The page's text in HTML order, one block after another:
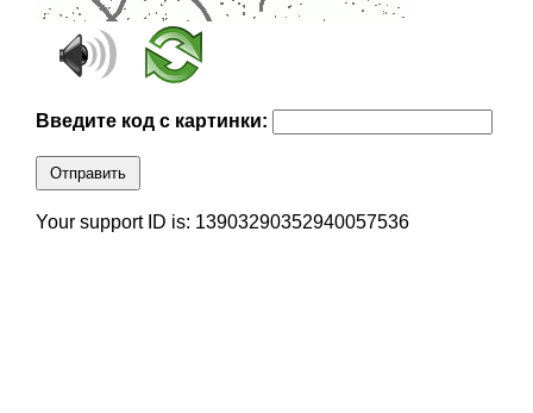
Введите код с картинки:
Отправить
Your support ID is: 13903290352940057536